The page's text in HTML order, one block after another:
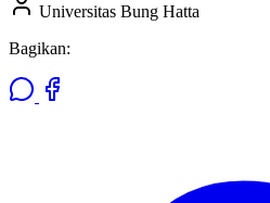
Universitas Bung Hatta
Bagikan: